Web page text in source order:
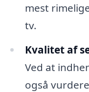
mest
tv.
Kvalitet af
Ved at
også